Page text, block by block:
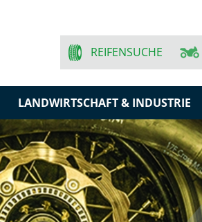
REIFENSUCHE
LANDWIRTSCHAFT & INDUSTRIE